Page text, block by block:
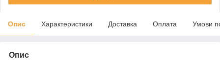
Опис Характеристики Доставка Оплата Умови
Опис